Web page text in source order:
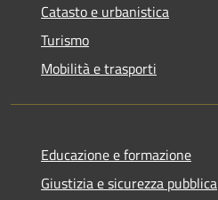
Catasto e urbanistica
Turismo
Mobilità e trasporti
Educazione e formazione
Giustizia e sicurezza pubblica